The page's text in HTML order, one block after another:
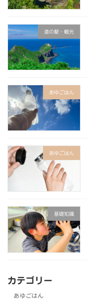
道の駅・観光
あゆごはん
あゆごはん
基礎知識
カテゴリー
あゆごはん